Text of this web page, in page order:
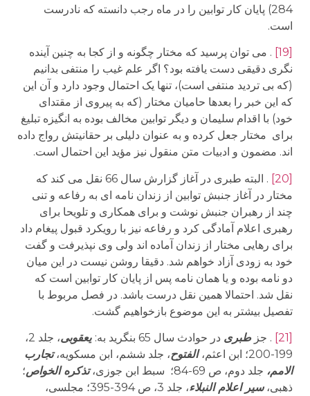
284) پایان کار توابین را در ماه رجب دانسته که نادرست
است.
. می توان پرسید که مختار چگونه و از کجا به چنین آینده
نگری دقیقی دست یافته بود؟ اگر علم غیب را منتفی بدانیم
(که بی تردید منتفی است)، تنها یک احتمال وجود دارد و آن این
که این خبر را بعدها حامیان مختار (که به پیروی از مقتدای
خود) با اقدام سلیمان و دیگر توابین مخالف بوده به انگیزه تبلیغ
برای مختار جعل کرده و به عنوان دلیلی بر حقانیتش رواج داده
اند. مضمون و ادبیات متن منقول نیز مؤید این احتمال است.
[20]
. البته طبری در آغاز گزارش سال 66 نقل می کند که
مختار در آغاز جنبش توابین از زندان نامه ای به رفاعه و تنی
چند از رهبران جنبش نوشت و برای همکاری و تلویحا برای
رهبری اعلام آمادگی کرد و رفاعه نیز با رویکرد قبول پیغام داد
برای رهایی مختار از زندان آماده اند ولی وی نپذیرفت و گفت
خود به زودی آزاد خواهم شد. دقیقا روشن نیست در این میان
دو نامه بوده و یا همان نامه پس از پایان کار توابین است که
نقل شد. احتمالا همین نقل درست باشد. در فصل مربوط با
تفصیل بیشتر به این موضوع بازخواهیم گشت.
[21] . جزطبری در حوادث سال 65 بنگرید به: یعقوبی
، جلد 2،
199-200؛ ابن اعثم،
الفتوح، جلد ششم، ابن مسکویه،تجارب
الامم، جلد دوم، ص 69-84؛ سبط ابن جوزی، تذکره الخواص؛
ذهبی،سیر اعلام النبلاء، جلد 3، ص 394-395؛ مجلسی،